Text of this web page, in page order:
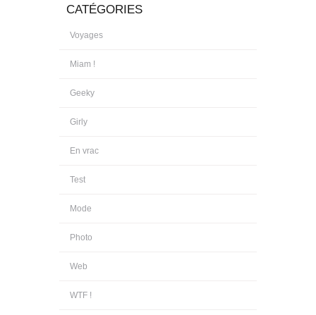
CATÉGORIES
Voyages
Miam !
Geeky
Girly
En vrac
Test
Mode
Photo
Web
WTF !